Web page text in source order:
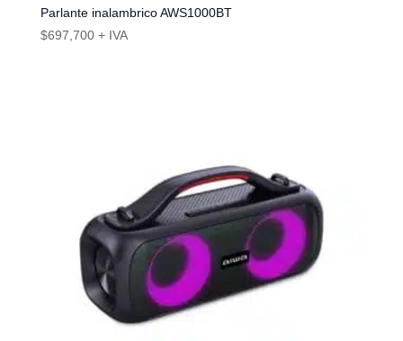
Parlante inalambrico AWS1000BT
$697,700 + IVA